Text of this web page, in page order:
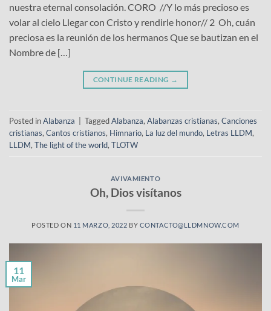
nuestra eternal consolación. CORO //Y lo más precioso es
volar al cielo Llegar con Cristo y rendirle honor// 2 Oh, cuán
preciosa es la reunión de los hermanos Que se bautizan en el
Nombre de […]
CONTINUE READING →
Posted inAlabanza TaggedAlabanza, Alabanzas cristianas, Canciones
cristianas, Cantos cristianos, Himnario, La luz del mundo, Letras LLDM,
LLDM, The light of the world, TLOTW
AVIVAMIENTO
Oh, Dios visítanos
POSTED ON 11 MARZO, 2022 BY CONTACTO@LLDMNOW.COM
11
Mar